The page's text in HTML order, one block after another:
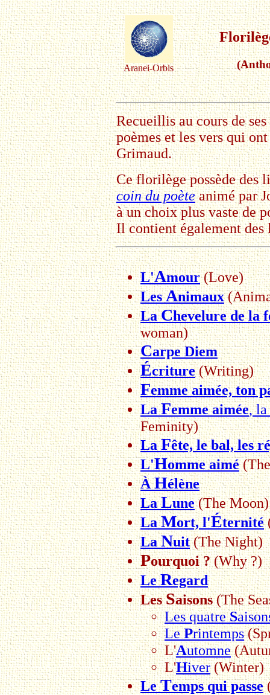
Aranei-Orbis
Recueillis au cours de
poèmes et les vers qui
Grimaud.
Ce florilège possède des
coin du poèteanimé par
à un choix plus vaste de
Il contient également des
L'Amour(Love)
LesAnimaux
LaChevelure de la
woman)
Carpe Diem
Écriture(Writing)
Femme aimée, ton
LaFemme aimée, la
Feminity)
LaFête, le bal, les
L'Homme aimé
ÀHélène
LaLune(The Moon)
LaMort, l'Éternité
LaNuit(The Night)
Pourquoi ?(Why ?)
LeRegard
LesSaisons(The
Les quatreS
LePrintemps
L'Automne
L'Hiver(Winter)
LeTemps qui passe